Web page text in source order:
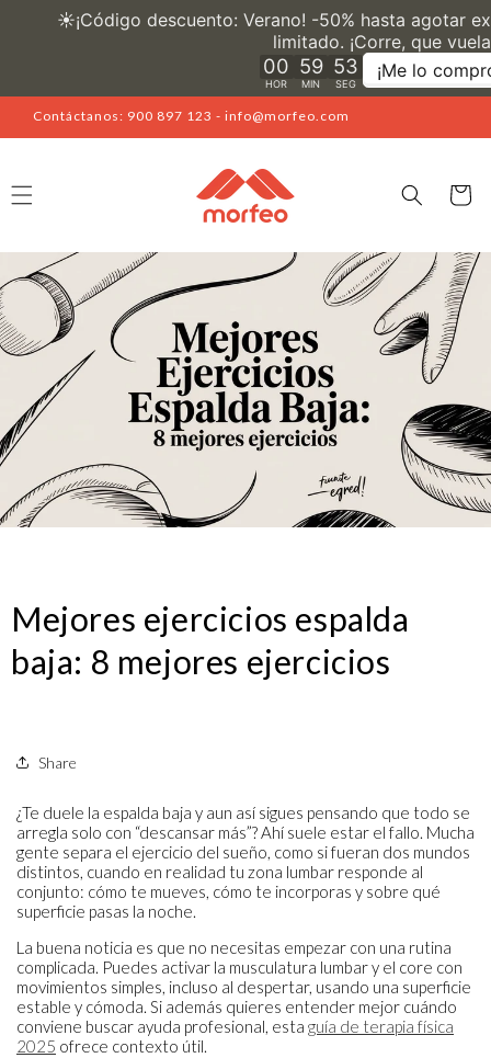
directamente
Contáctanos: 900 897 123 - info@morfeo.com
Carrito
Mejores ejercicios espalda
baja: 8 mejores ejercicios
Share
¿Te duele la espalda baja y aun así sigues pensando que todo se
arregla solo con “descansar más”? Ahí suele estar el fallo. Mucha
gente separa el ejercicio del sueño, como si fueran dos mundos
distintos, cuando en realidad tu zona lumbar responde al
conjunto: cómo te mueves, cómo te incorporas y sobre qué
superficie pasas la noche.
La buena noticia es que no necesitas empezar con una rutina
complicada. Puedes activar la musculatura lumbar y el core con
movimientos simples, incluso al despertar, usando una superficie
estable y cómoda. Si además quieres entender mejor cuándo
conviene buscar ayuda profesional, esta guía de terapia física
2025 ofrece contexto útil.